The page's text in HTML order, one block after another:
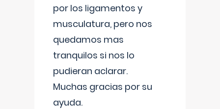
por los ligamentos y
musculatura, pero nos
quedamos mas
tranquilos si nos lo
pudieran aclarar.
Muchas gracias por su
ayuda.